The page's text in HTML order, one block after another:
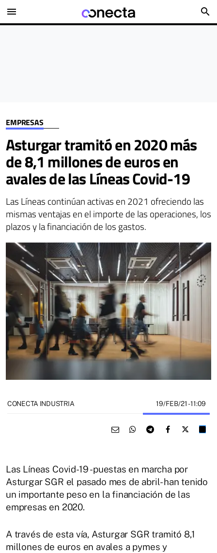
menu search
EMPRESAS
Asturgar tramitó en 2020 más
de 8,1 millones de euros en
avales de las Líneas Covid-19
Las Líneas continúan activas en 2021 ofreciendo las
mismas ventajas en el importe de las operaciones, los
plazos y la financiación de los gastos.
CONECTA INDUSTRIA 19/FEB/21- 11:09
Las Líneas Covid-19 -puestas en marcha por
Asturgar SGR el pasado mes de abril- han tenido
un importante peso en la financiación de las
empresas en 2020.
A través de esta vía, Asturgar SGR tramitó 8,1
millones de euros en avales a pymes y